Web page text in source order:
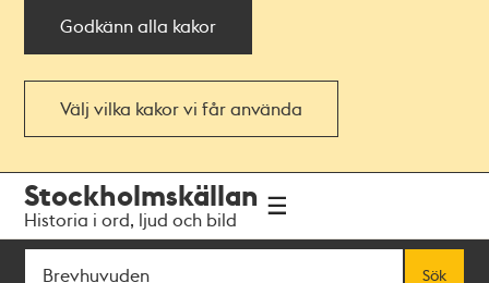
Godkänn alla kakor
Välj vilka kakor vi får använda
navigationen
huvudinnehållet
Stockholmskällan
Historia i ord, ljud och bild
Sök
Sök